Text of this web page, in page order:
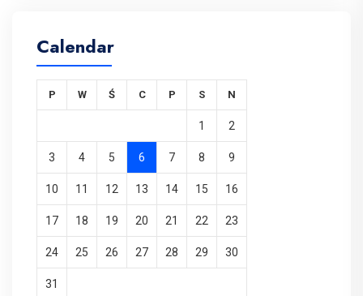
Calendar
P W Ś C P S N
1 2
3 4 5 6 7 8 9
10 11 12 13 14 15 16
17 18 19 20 21 22 23
24 25 26 27 28 29 30
31